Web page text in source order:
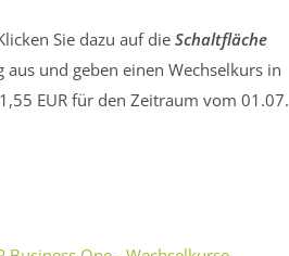
Sie dazu auf die Schaltfläche
und geben einen Wechselkurs in
EUR für den Zeitraum vom 01.07.